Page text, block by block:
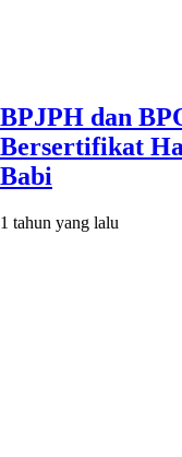
BPJPH dan
Bersertifikat
Babi
1 tahun yang lalu